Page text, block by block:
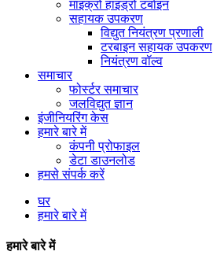
माइक्रो हाइड्रो टर्बाइन
सहायक उपकरण
विद्युत नियंत्रण प्रणाली
टरबाइन सहायक उपकरण
नियंत्रण वॉल्व
समाचार
फोर्स्टर समाचार
जलविद्युत ज्ञान
इंजीनियरिंग केस
हमारे बारे में
कंपनी प्रोफाइल
डेटा डाउनलोड
हमसे संपर्क करें
घर
हमारे बारे में
हमारे बारे में